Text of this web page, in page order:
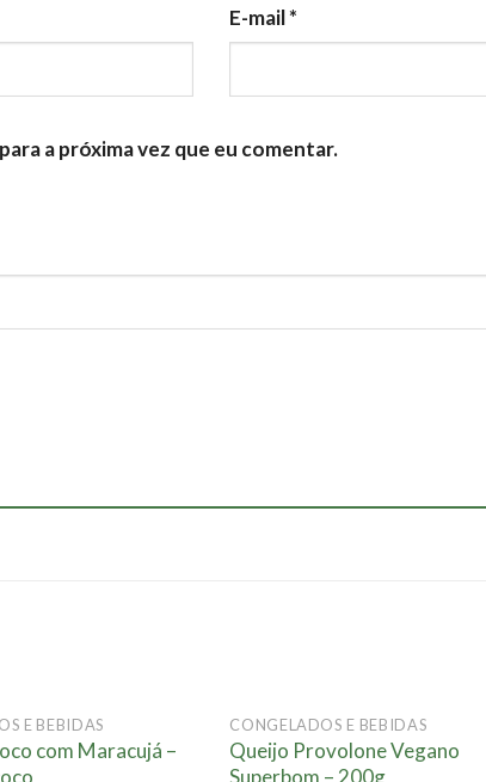
E-mail*
a próxima vez que eu comentar.
Adicionar
à lista.
DE ESTOQUE
E BEBIDAS
com Maracujá –
à lista.
FORA DE ESTOQUE
CONGELADOS E BEBIDAS
Queijo Provolone Vegano
Superbom – 200g